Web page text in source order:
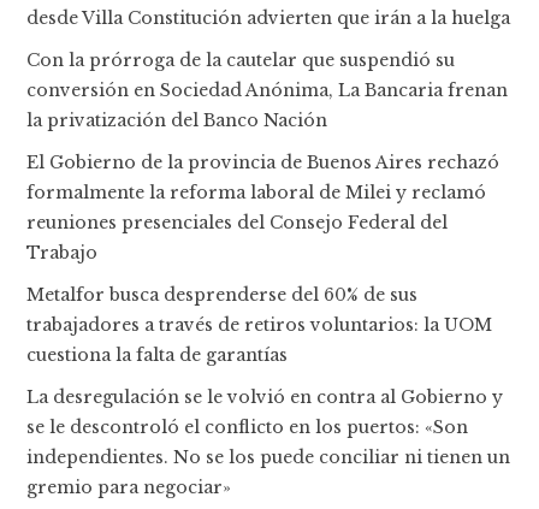
desde Villa Constitución advierten que irán a la huelga
Con la prórroga de la cautelar que suspendió su
conversión en Sociedad Anónima, La Bancaria frenan
la privatización del Banco Nación
El Gobierno de la provincia de Buenos Aires rechazó
formalmente la reforma laboral de Milei y reclamó
reuniones presenciales del Consejo Federal del
Trabajo
Metalfor busca desprenderse del 60% de sus
trabajadores a través de retiros voluntarios: la UOM
cuestiona la falta de garantías
La desregulación se le volvió en contra al Gobierno y
se le descontroló el conflicto en los puertos: «Son
independientes. No se los puede conciliar ni tienen un
gremio para negociar»